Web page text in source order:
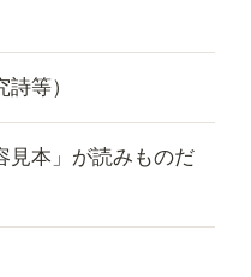
等）
見本」が読みものだ